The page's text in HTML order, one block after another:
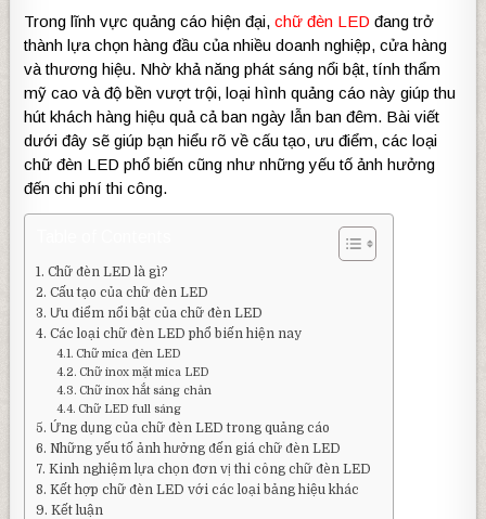
Trong lĩnh vực quảng cáo hiện đại,chữ đèn LED đang trở
thành lựa chọn hàng đầu của nhiều doanh nghiệp, cửa hàng
và thương hiệu. Nhờ khả năng phát sáng nổi bật, tính thẩm
mỹ cao và độ bền vượt trội, loại hình quảng cáo này giúp thu
hút khách hàng hiệu quả cả ban ngày lẫn ban đêm. Bài viết
dưới đây sẽ giúp bạn hiểu rõ về cấu tạo, ưu điểm, các loại
chữ đèn LED phổ biến cũng như những yếu tố ảnh hưởng
đến chi phí thi công.
Chữ đèn LED là gì?
Cấu tạo của chữ đèn LED
Ưu điểm nổi bật của chữ đèn LED
Các loại chữ đèn LED phổ biến hiện nay
Chữ mica đèn LED
Chữ inox mặt mica LED
Chữ inox hắt sáng chân
Chữ LED full sáng
Ứng dụng của chữ đèn LED trong quảng cáo
Những yếu tố ảnh hưởng đến giá chữ đèn LED
Kinh nghiệm lựa chọn đơn vị thi công chữ đèn LED
Kết hợp chữ đèn LED với các loại bảng hiệu khác
Kết luận